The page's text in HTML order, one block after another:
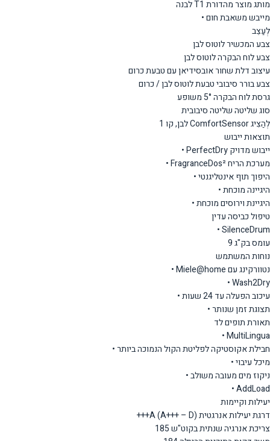
מותג מוצר מהדורת T1 לבנה
מייבש משאבת חום •
לְעַצֵב
צבע המכשיר לוטוס לבן
צבע לוח הבקרה לוטוס לבן
עיצוב דלת שחור אובסידיאן עם טבעת כרום
צבע בורר סיבובי טבעת לוטוס לבן / כרום
גרסת לוח הבקרה 5° משופע
סוג שליטה שליטה סיבובית
לְהַצִיג ComfortSensor לבן, קו 1
תוצאות ייבוש
ייבוש מדויק PerfectDry •
מערכת הריח FragranceDos² •
היפוך תוף אינטליגנטי •
היגיינה מוכחת •
היגיינת וירוסים מוכחת •
טיפול כביסה עדין
SilenceDrum •
עומס בק"ג 9
נוחות המשתמש
נטוורקינג עם Miele@home •
Wash2Dry •
עיכוב הפעלה עד 24 שעות •
תצוגת זמן שנותר •
תאורת תופים לד
MultiLingua •
חבילת אקוסטיקה לפליטת הקול הנמוכה ביותר •
מיכל עיבוי •
ניקוז מים מעובה משולב •
AddLoad •
יעילות וקיימות
דרגת יעילות אנרגטית (A+++ – D) A+++
צריכת אנרגיה שנתית בקוט"ש 185